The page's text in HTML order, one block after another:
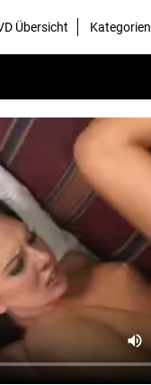
Übersicht Kategorien